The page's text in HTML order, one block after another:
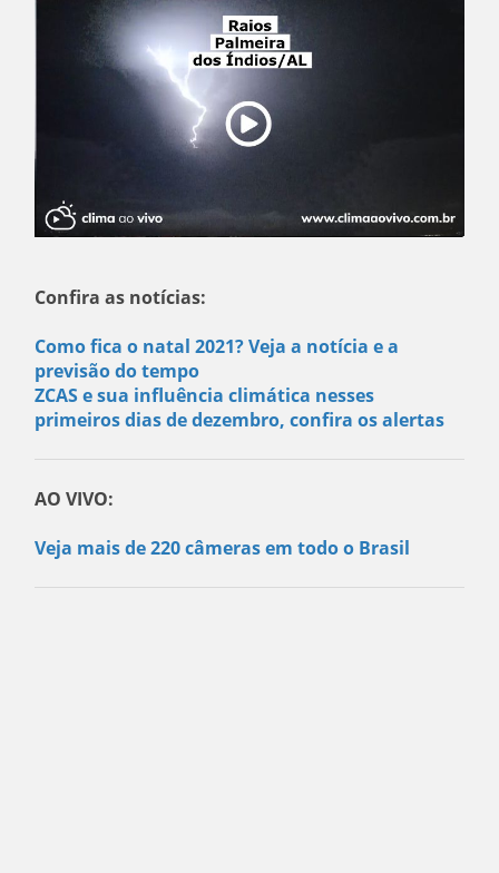
Confira as notícias:
Como fica o natal 2021? Veja a notícia e a
previsão do tempo
ZCAS e sua influência climática nesses
primeiros dias de dezembro, confira os alertas
AO VIVO:
Veja mais de 220 câmeras em todo o Brasil